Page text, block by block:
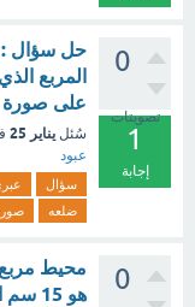
0
تصويتات
1
إجابة
حل سؤال
على صورة
سُئل يناير 25
عبود
سؤال
ضلعه
0